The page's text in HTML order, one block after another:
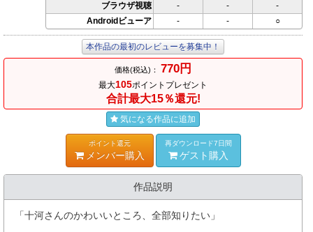
ブラウザ視聴
- -
-
Androidビューア
- - ○
本作品の最初のレビューを募集中！
価格(税込)： 770円
最大105ポイントプレゼント
合計最大15％還元!
気になる作品に追加
ポイント還元
メンバー購入
再ダウンロード7日間
ゲスト購入
作品説明
「十河さんのかわいいところ、全部知りたい」